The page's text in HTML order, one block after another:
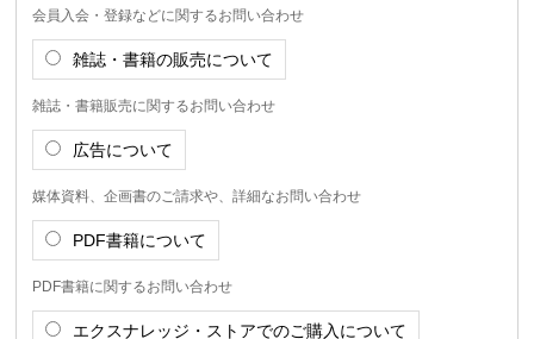
会員入会・登録などに関するお問い合わせ
雑誌・書籍の販売について
雑誌・書籍販売に関するお問い合わせ
広告について
媒体資料、企画書のご請求や、詳細なお問い合わせ
PDF書籍について
PDF書籍に関するお問い合わせ
エクスナレッジ・ストアでのご購入について